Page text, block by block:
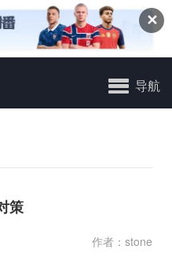
✕
导航
策
作者：stone